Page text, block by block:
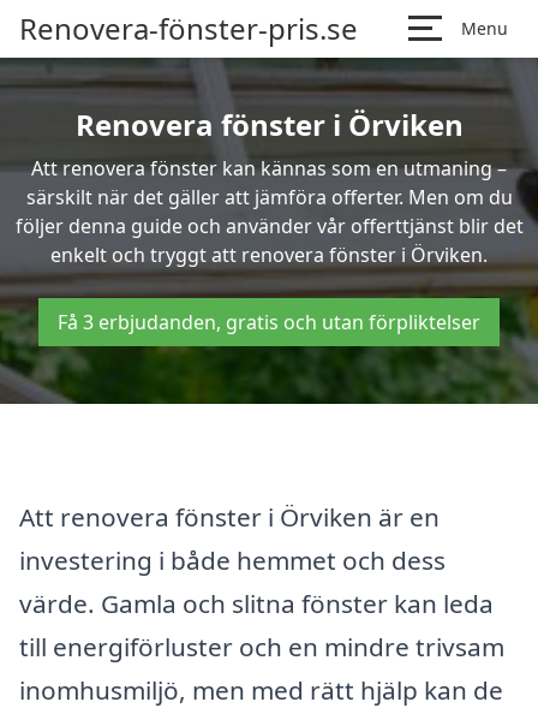
Renovera-fönster-pris.se Menu
Renovera fönster i Örviken
Att renovera fönster kan kännas som en utmaning –
särskilt när det gäller att jämföra offerter. Men om du
följer denna guide och använder vår offerttjänst blir det
enkelt och tryggt att renovera fönster i Örviken.
Få 3 erbjudanden, gratis och utan förpliktelser
Att renovera fönster i Örviken är en
investering i både hemmet och dess
värde. Gamla och slitna fönster kan leda
till energiförluster och en mindre trivsam
inomhusmiljö, men med rätt hjälp kan de